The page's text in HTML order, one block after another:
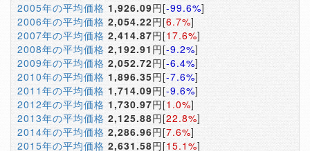
2005年の平均価格 1,926.09円[-99.6%]
2006年の平均価格 2,054.22円[6.7%]
2007年の平均価格 2,414.87円[17.6%]
2008年の平均価格 2,192.91 円[-9.2%]
2009年の平均価格 2,052.72円[-6.4%]
2010年の平均価格 1,896.35円[-7.6%]
2011年の平均価格 1,714.09円[-9.6%]
2012年の平均価格 1,730.97円[1.0%]
2013年の平均価格 2,125.88円[22.8%]
2014年の平均価格 2,286.96円[7.6%]
2015年の平均価格 2,631.58円[15.1%]